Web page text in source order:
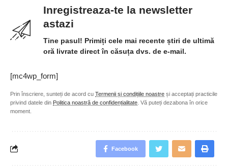
Inregistreaza-te la newsletter
astazi
Tine pasul! Primiți cele mai recente știri de ultimă
oră livrate direct în căsuța dvs. de e-mail.
[mc4wp_form]
Prin înscriere, sunteți de acord cu Termenii și condițiile noastre și acceptați practicile
privind datele din Politica noastră de confidențialitate . Vă puteți dezabona în orice
moment.
Facebook